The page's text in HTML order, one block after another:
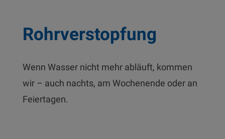
Rohrverstopfung
Wenn Wasser nicht mehr abläuft, kommen
wir – auch nachts, am Wochenende oder an
Feiertagen.